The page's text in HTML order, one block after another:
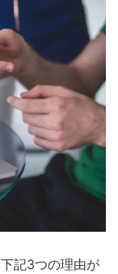
記3つの理由が